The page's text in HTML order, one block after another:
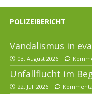
POLIZEIBERICHT
Vandalismus in
03. August 2026
Unfallflucht im
22. Juli 2026